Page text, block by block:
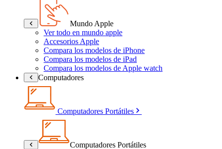
Mundo Apple
Ver todo en mundo apple
Accesorios Apple
Compara los modelos de iPhone
Compara los modelos de iPad
Compara los modelos de Apple watch
Computadores
Computadores Portátiles
Computadores Portátiles